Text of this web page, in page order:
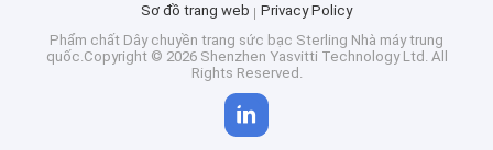
Sơ đồ trang web
Privacy Policy
Phẩm chất Dây chuyền trang sức bạc Sterling Nhà máy trung
quốc.Copyright © 2026 Shenzhen Yasvitti Technology Ltd. All
Rights Reserved.